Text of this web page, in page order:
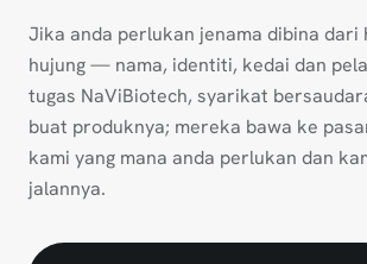
Jika anda perlukan jenama dibina dari
hujung — nama, identiti, kedai dan
tugas NaViBiotech, syarikat
buat produknya; mereka bawa ke
kami yang mana anda perlukan dan
jalannya.